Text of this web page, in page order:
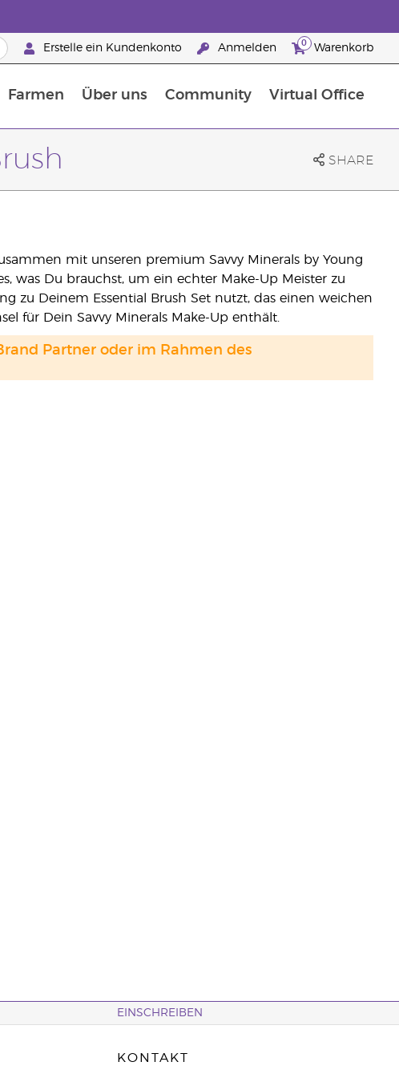
Erstelle ein Kundenkonto Anmelden 0 Warenkorb
Farmen Über uns Community Virtual Office
SHARE
mit unseren premium Savvy Minerals by Young
was Du brauchst, um ein echter Make-Up Meister zu
zu Deinem Essential Brush Set nutzt, das einen weichen
für Dein Savvy Minerals Make-Up enthält.
Partner oder im Rahmen des
EINSCHREIBEN
KONTAKT